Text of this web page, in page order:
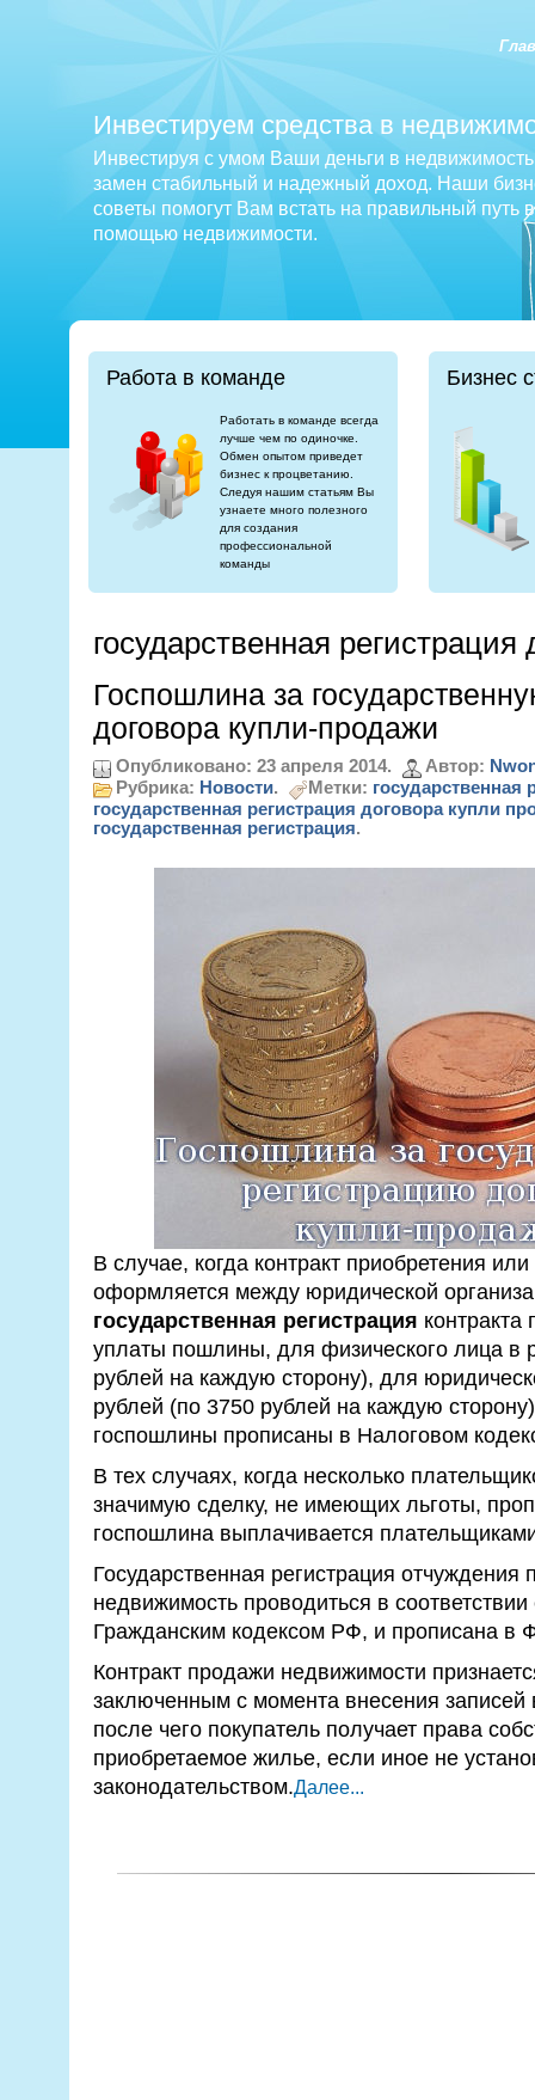
Инвестируем средства в
Инвестируя с умом Ваши деньги в
замен стабильный и надежный доход. Наши
советы помогут Вам встать на правильный путь
помощью недвижимости.
Работа в команде
Работать в команде всегда
лучше чем по одиночке.
Обмен опытом приведет
бизнес к процветанию.
Следуя нашим статьям Вы
узнаете много полезного
для создания
профессиональной
команды
Бизнес
государственная регистрация
Госпошлина за
договора купли-продажи
Опубликовано: 23 апреля 2014. Автор:
Рубрика: Новости. Метки: государственная
государственная регистрация договора купли
государственная регистрация.
В случае, когда контракт приобретения
оформляется между юридической
государственная регистрация контракта
уплаты пошлины, для физического лица в
рублей на каждую сторону), для
рублей (по 3750 рублей на каждую
госпошлины прописаны в Налоговом
В тех случаях, когда несколько
значимую сделку, не имеющих льготы,
госпошлина выплачивается
Государственная регистрация отчуждения
недвижимость проводиться в
Гражданским кодексом РФ, и прописана в
Контракт продажи недвижимости
заключенным с момента внесения записей
после чего покупатель получает права
приобретаемое жилье, если иное не
законодательством.Далее...